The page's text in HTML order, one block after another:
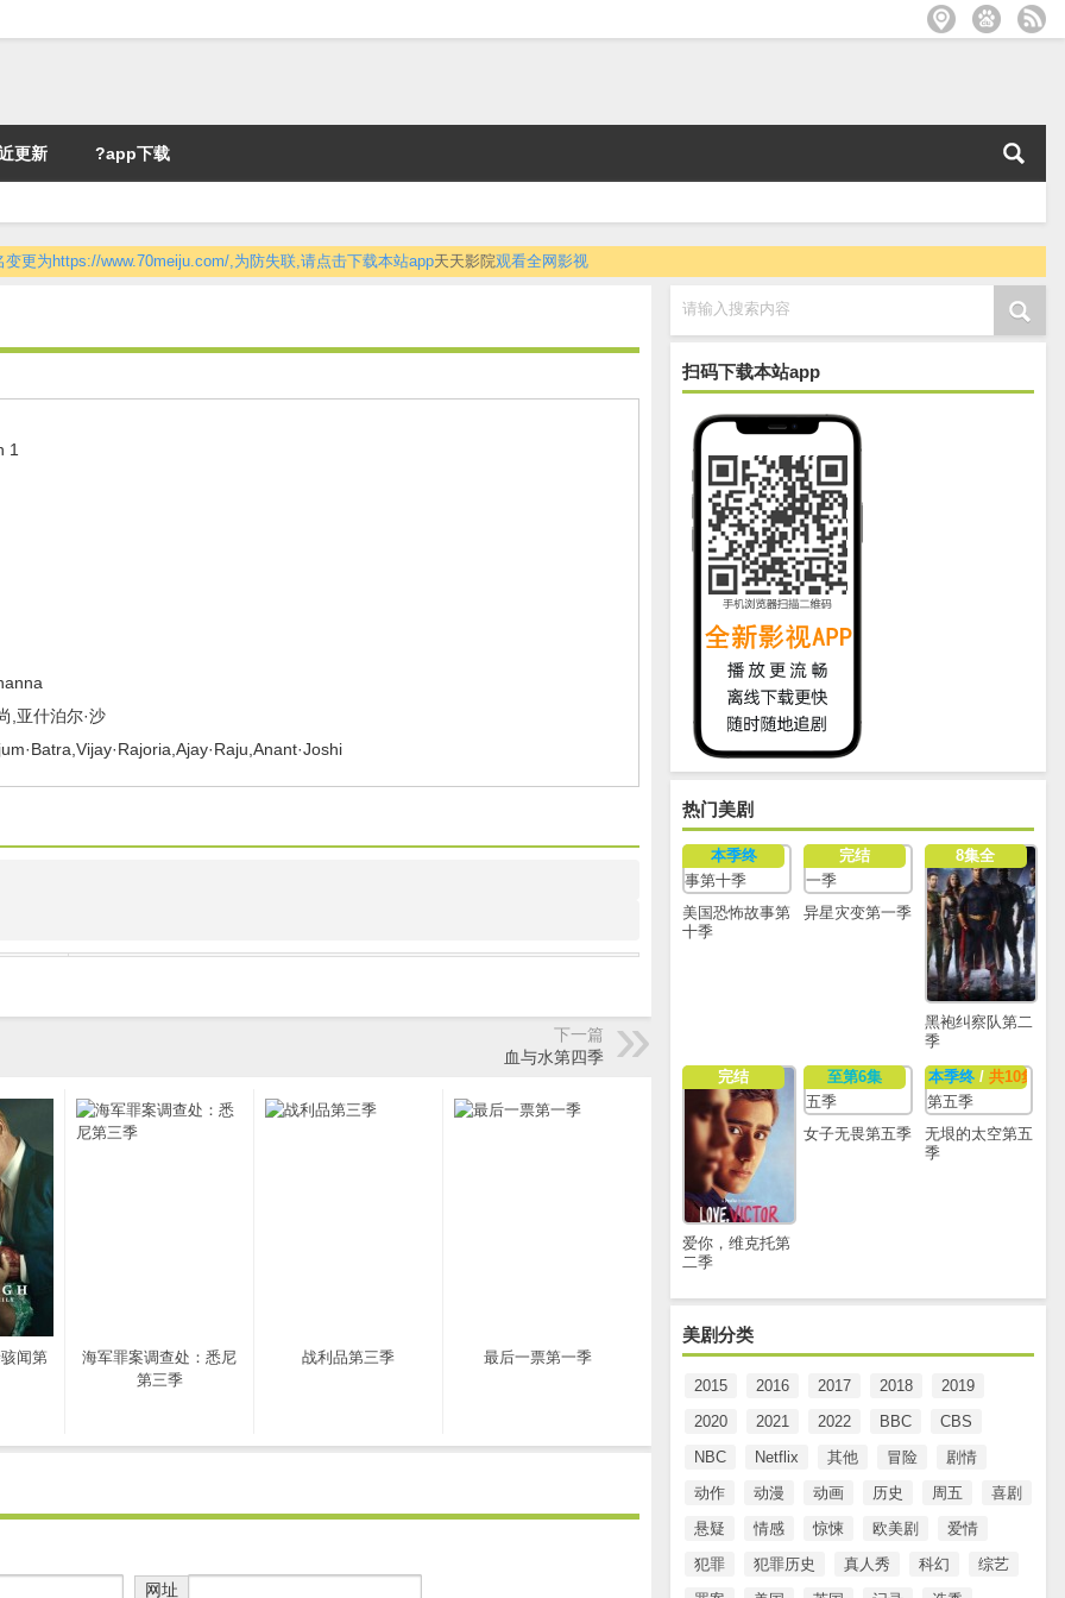
更新 ?app下载
变更为https://www.70meiju.com/,为防失联,请点击下载本站app天天影院观看全网影视
请输入搜索内容
扫码下载本站app
热门美剧
本季终
美国恐怖故事第
十季
完结
异星灾变第一季
8集全
黑袍纠察队第二
季
完结
爱你，维克托第
二季
至第6集
女子无畏第五季
本季终/ 共10集
无垠的太空第五
季
美剧分类
2015 2016 2017 2018
2019
2020
2021 2022 BBC
CBS
NBC
Netflix 其他 冒险
剧情
动作
动漫 动画 历史 周五
喜剧
悬疑
情感 惊悚 欧美剧
爱情
犯罪
犯罪历史 真人秀 科幻
综艺
1
,亚什泊尔·沙
下一篇
血与水第四季
闻第
海军罪案调查处：悉尼
第三季
战利品第三季 最后一票第一季
网址